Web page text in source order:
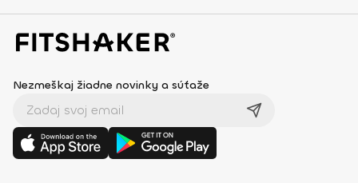
Nezmeškaj žiadne novinky a súťaže